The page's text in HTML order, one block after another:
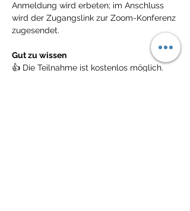
Anmeldung wird erbeten; im Anschluss
wird der Zugangslink zur Zoom-Konferenz
zugesendet.
Gut zu wissen
👍 Die Teilnahme ist kostenlos möglich.